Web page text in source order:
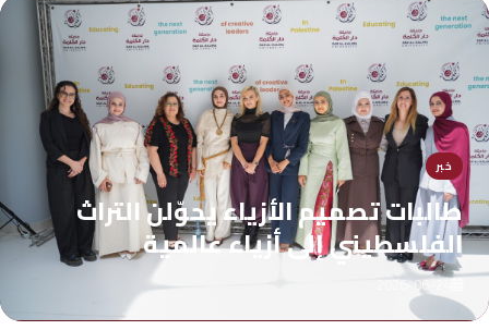
خبر
طالبات تصميم الأزياء يحوّلن التراث
الفلسطيني إلى أزياء عالمية
2026-06-24